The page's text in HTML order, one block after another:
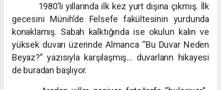
1980’li yıllarında ilk kez yurt dışına çıkmış. İlk
gecesini Münih’de Felsefe fakültesinin yurdunda
konaklamış. Sabah kalktığında ise okulun kalın ve
yüksek duvarı üzerinde Almanca “Bu Duvar Neden
Beyaz?” yazısıyla karşılaşmış… duvarların hikayesi
de buradan başlıyor.